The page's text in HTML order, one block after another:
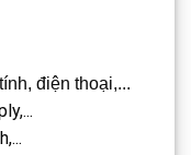
điện thoại,...